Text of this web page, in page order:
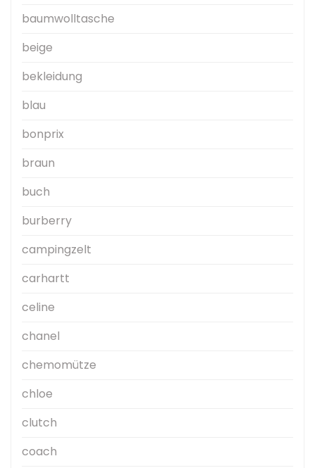
baumwolltasche
beige
bekleidung
blau
bonprix
braun
buch
burberry
campingzelt
carhartt
celine
chanel
chemomütze
chloe
clutch
coach